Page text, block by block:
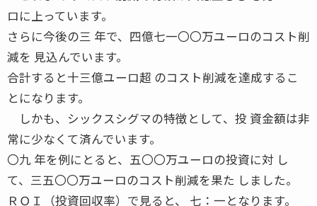
ロに上っています。
さらに今後の三 年で、四億七一〇〇万ユーロのコスト削
減を 見込んでいます。
合計すると十三億ユーロ超 のコスト削減を達成するこ
とになります。
しかも、シックスシグマの特徴として、投 資金額は非
常に少なくて済んでいます。
〇九 年を例にとると、五〇〇万ユーロの投資に対 し
て、三五〇〇万ユーロのコスト削減を果た しました。
ＲＯＩ（投資回収率）で見ると、 七：一となります。